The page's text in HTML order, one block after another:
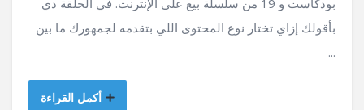
بأقولك إزاي تختار نوع المحتوى اللي بتقدمه لجمهورك ما بين
...
أكمل القراءة